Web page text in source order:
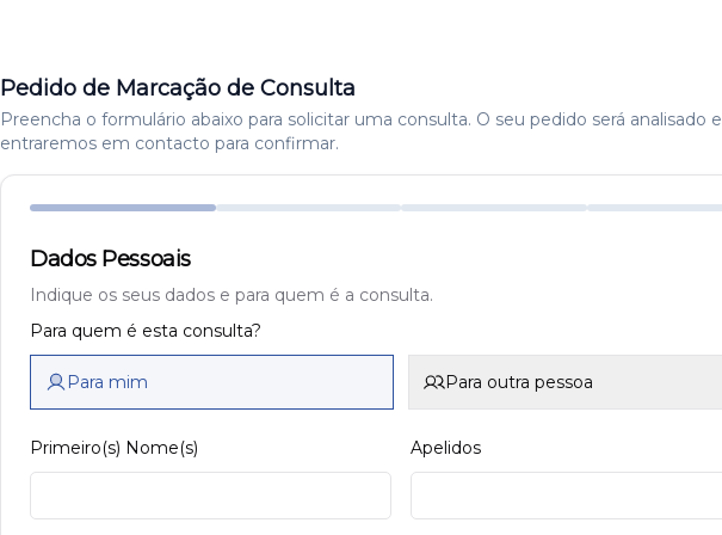
Pedido de Marcação de Consulta
Preencha o formulário abaixo para solicitar uma consulta. O seu pedido será analisado e
entraremos em contacto para confirmar.
Dados Pessoais
Indique os seus dados e para quem é a consulta.
Para quem é esta consulta?
Para mim Para outra pessoa
Primeiro(s) Nome(s) Apelidos